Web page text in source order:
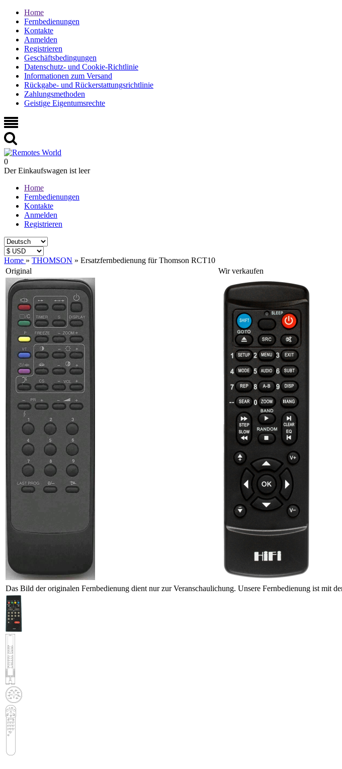
Home
Fernbedienungen
Kontakte
Anmelden
Registrieren
Geschäftsbedingungen
Datenschutz- und Cookie-Richtlinie
Informationen zum Versand
Rückgabe- und Rückerstattungsrichtlinie
Zahlungsmethoden
Geistige Eigentumsrechte
0
Der Einkaufswagen ist leer
Home
Fernbedienungen
Kontakte
Anmelden
Registrieren
Home » THOMSON » Ersatzfernbedienung für Thomson RCT10
Original
Wir verkaufen
Das Bild der originalen Fernbedienung dient nur zur Veranschaulichung. Unsere Fernbedienung ist mit